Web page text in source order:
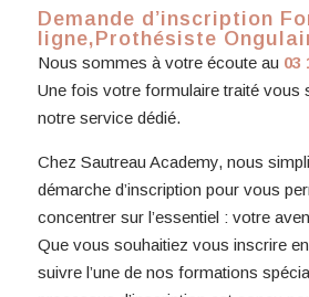
Demande d’inscription
ligne,Prothésiste
Nous sommes à votre écoute au 03
Une fois votre formulaire traité vous
notre service dédié.
Chez Sautreau Academy, nous
démarche d’inscription pour vous
concentrer sur l’essentiel : votre
Que vous souhaitiez vous inscrire
suivre l’une de nos formations